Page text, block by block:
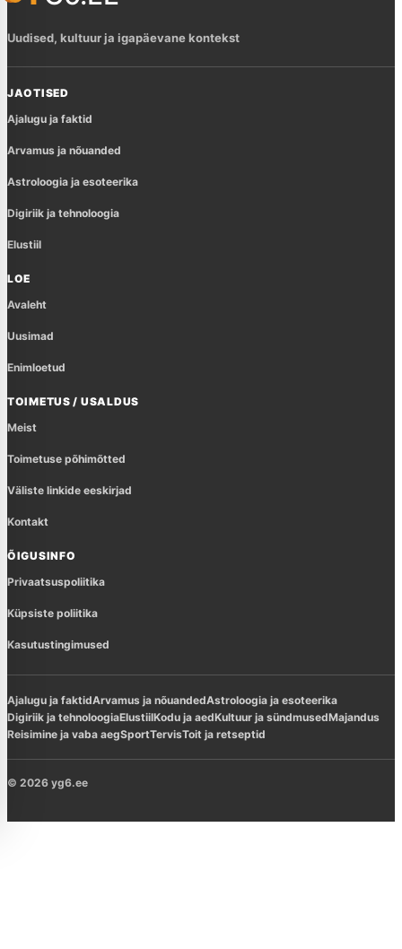
Uudised, kultuur ja igapäevane kontekst
JAOTISED
Ajalugu ja faktid
Arvamus ja nõuanded
Astroloogia ja esoteerika
Digiriik ja tehnoloogia
Elustiil
LOE
Avaleht
Uusimad
Enimloetud
TOIMETUS / USALDUS
Meist
Toimetuse põhimõtted
Väliste linkide eeskirjad
Kontakt
ÕIGUSINFO
Privaatsuspoliitika
Küpsiste poliitika
Kasutustingimused
Ajalugu ja faktidArvamus ja nõuandedAstroloogia ja esoteerika
Digiriik ja tehnoloogiaElustiilKodu ja aedKultuur ja sündmusedMajandus
Reisimine ja vaba aegSportTervisToit ja retseptid
© 2026 yg6.ee